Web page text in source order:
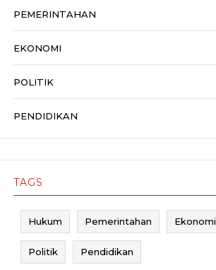
PEMERINTAHAN
EKONOMI
POLITIK
PENDIDIKAN
TAGS
Hukum Pemerintahan Ekonomi
Politik Pendidikan